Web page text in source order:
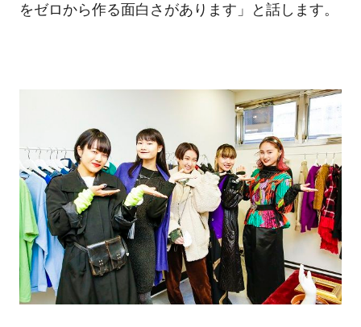
をゼロから作る面白さがあります」と話します。